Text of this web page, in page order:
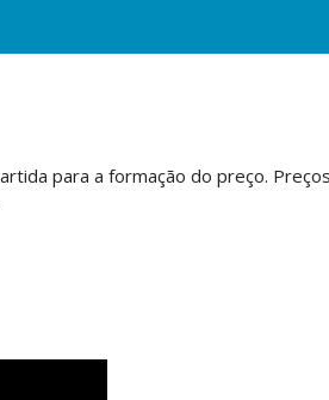
para a formação do preço.